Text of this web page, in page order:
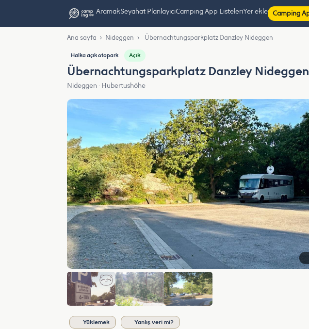
AramakSeyahat PlanlayıcıCamping App ListeleriYer ekle Camping
Ana sayfa › Nideggen › Übernachtungsparkplatz Danzley Nideggen
Halka açık otopark Açık
Übernachtungsparkplatz Danzley Nideggen
Nideggen · Hubertushöhe
Yüklemek Yanlış veri mi?